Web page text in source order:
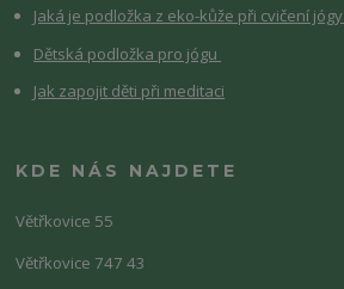
Jaká je podložka z eko-kůže při cvičení jógy
Dětská podložka pro jógu
Jak zapojit děti při meditaci
KDE NÁS NAJDETE
Větřkovice 55
Větřkovice 747 43